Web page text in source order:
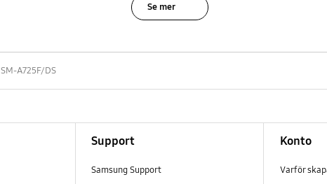
Se mer
SM-A725F/DS
Support
Samsung Support
Konto
Varför